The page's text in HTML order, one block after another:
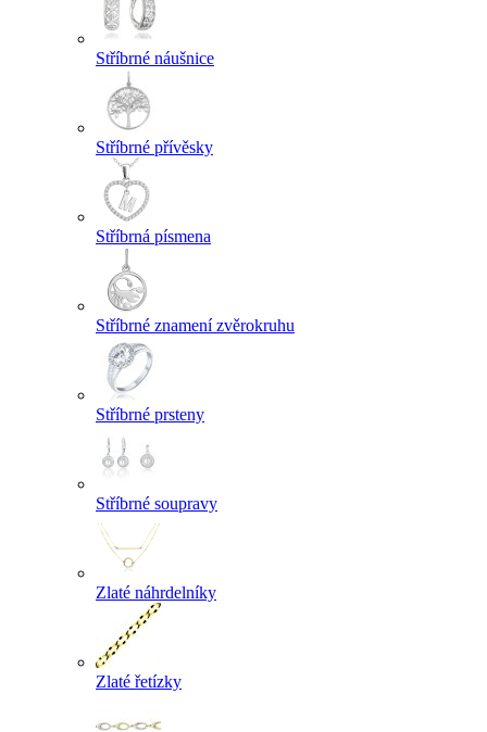
Stříbrné náušnice
Stříbrné přívěsky
Stříbrná písmena
Stříbrné znamení zvěrokruhu
Stříbrné prsteny
Stříbrné soupravy
Zlaté náhrdelníky
Zlaté řetízky